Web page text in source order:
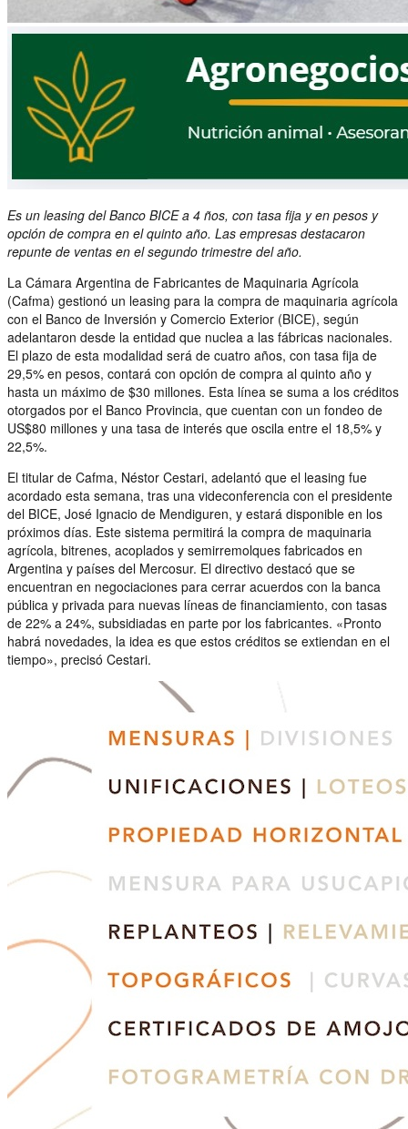
Es un leasing del Banco BICE a 4 ños, con tasa fija y en pesos y
opción de compra en el quinto año. Las empresas destacaron
repunte de ventas en el segundo trimestre del año.
La Cámara Argentina de Fabricantes de Maquinaria Agrícola
(Cafma) gestionó un leasing para la compra de maquinaria agrícola
con el Banco de Inversión y Comercio Exterior (BICE), según
adelantaron desde la entidad que nuclea a las fábricas nacionales.
El plazo de esta modalidad será de cuatro años, con tasa fija de
29,5% en pesos, contará con opción de compra al quinto año y
hasta un máximo de $30 millones. Esta línea se suma a los créditos
otorgados por el Banco Provincia, que cuentan con un fondeo de
US$80 millones y una tasa de interés que oscila entre el 18,5% y
22,5%.
El titular de Cafma, Néstor Cestari, adelantó que el leasing fue
acordado esta semana, tras una videconferencia con el presidente
del BICE, José Ignacio de Mendiguren, y estará disponible en los
próximos días. Este sistema permitirá la compra de maquinaria
agrícola, bitrenes, acoplados y semirremolques fabricados en
Argentina y países del Mercosur. El directivo destacó que se
encuentran en negociaciones para cerrar acuerdos con la banca
pública y privada para nuevas líneas de financiamiento, con tasas
de 22% a 24%, subsidiadas en parte por los fabricantes. «Pronto
habrá novedades, la idea es que estos créditos se extiendan en el
tiempo», precisó Cestari.